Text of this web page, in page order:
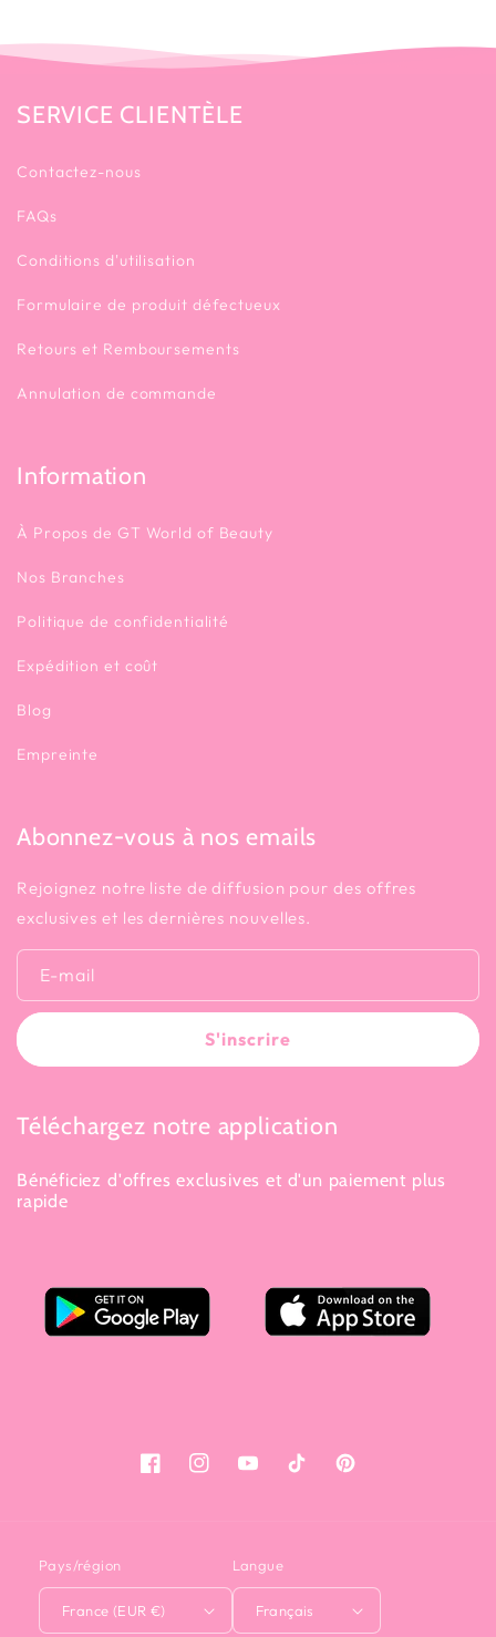
SERVICE CLIENTÈLE
Contactez-nous
FAQs
Conditions d'utilisation
Formulaire de produit défectueux
Retours et Remboursements
Annulation de commande
Information
À Propos de GT World of Beauty
Nos Branches
Politique de confidentialité
Expédition et coût
Blog
Empreinte
Abonnez-vous à nos emails
Rejoignez notre liste de diffusion pour des offres
exclusives et les dernières nouvelles.
E-mail
S'inscrire
Téléchargez notre application
Bénéficiez d'offres exclusives et d'un paiement plus
rapide
FacebookInstagramYouTubeTikTok Pinterest
Pays/région
France (EUR €)
Langue
Français